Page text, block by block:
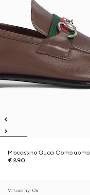
Mocassino Gucci Como uomo
€ 890
Virtual Try-On